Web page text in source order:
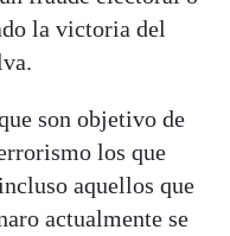
la victoria del
son objetivo de
los que
aquellos que
actualmente se